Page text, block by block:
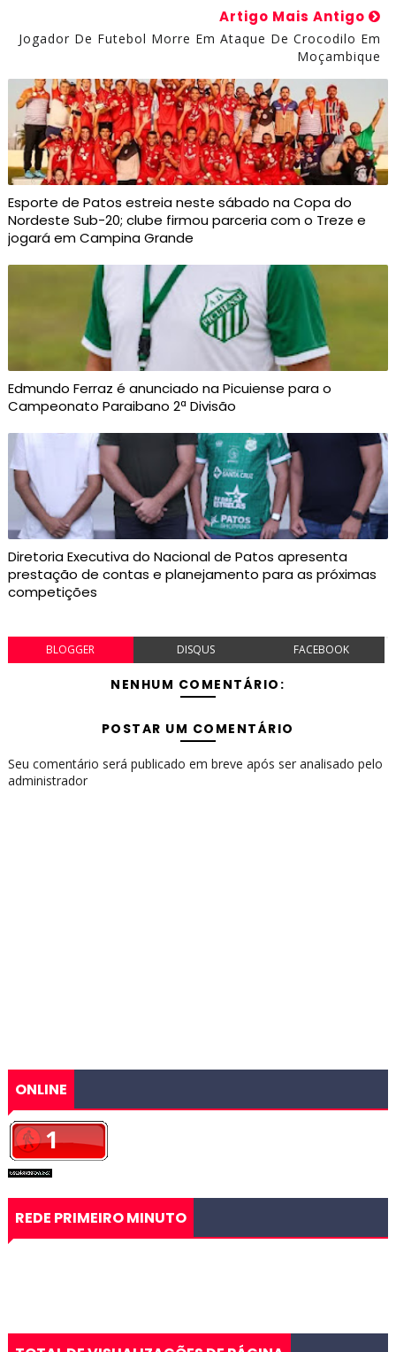
Artigo Mais Antigo
Jogador De Futebol Morre Em Ataque De Crocodilo Em
Moçambique
Esporte de Patos estreia neste sábado na Copa do
Nordeste Sub-20; clube firmou parceria com o Treze e
jogará em Campina Grande
Edmundo Ferraz é anunciado na Picuiense para o
Campeonato Paraibano 2ª Divisão
Diretoria Executiva do Nacional de Patos apresenta
prestação de contas e planejamento para as próximas
competições
BLOGGER DISQUS FACEBOOK
NENHUM COMENTÁRIO:
POSTAR UM COMENTÁRIO
Seu comentário será publicado em breve após ser analisado pelo
administrador
ONLINE
REDE PRIMEIRO MINUTO